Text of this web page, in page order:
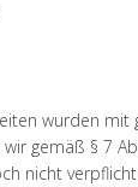
wurden
gemäß § 7
nicht